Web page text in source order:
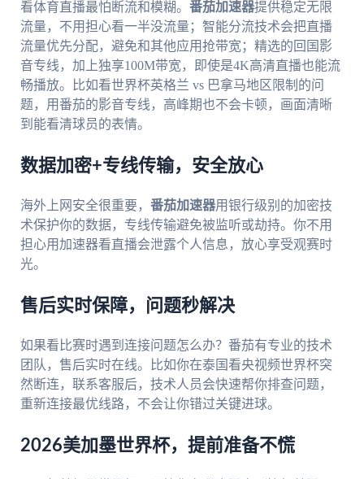
看体育直播最怕断流和模糊。 番茄加速器提供稳定无限
流量，不用担心看一半没流量；智能分流技术会把直播
流量优先分配，避免和其他应用抢带宽；精选的回国影
音专线，加上独享100M带宽，即使是4K高清直播也能流
畅播放。比如看世界杯英格兰 vs 巴拿马地区限制的问
题，用番茄的影音专线，高峰期也不会卡顿，画面清晰
到能看清球员的表情。
数据加密+专线传输，安全放心
海外上网安全很重要， 番茄加速器用银行级别的加密技
术保护你的数据，专线传输避免被监听或劫持。你不用
担心用加速器看直播会泄露个人信息，放心享受观赛时
光。
售后实时保障，问题秒解决
如果看比赛时遇到连接问题怎么办？番茄有专业的技术
团队，售后实时在线。比如你在泰国看央视频世界杯突
然断连，联系客服后，技术人员会快速帮你排查问题，
重新连接最优线路，不会让你错过关键进球。
2026美加墨世界杯，提前准备不慌